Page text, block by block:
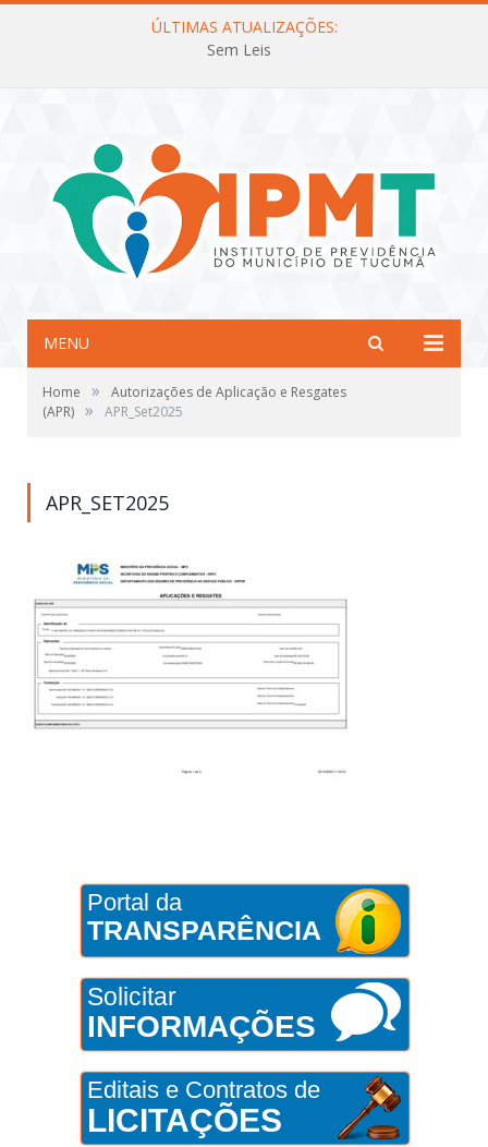
ÚLTIMAS ATUALIZAÇÕES:
Sem Leis
MENU
Home »
Autorizações de Aplicação e Resgates
(APR) » APR_Set2025
APR_SET2025
Portal da
TRANSPARÊNCIA
Solicitar
INFORMAÇÕES
Editais e Contratos de
LICITAÇÕES